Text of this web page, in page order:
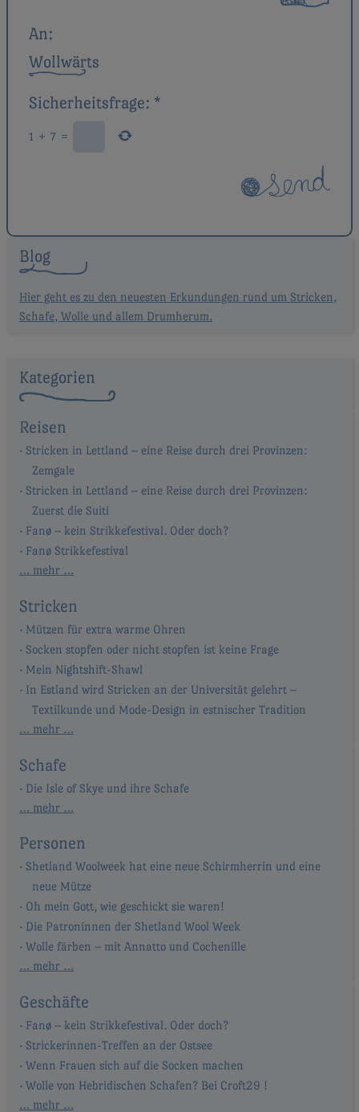
An:
Wollwärts
Sicherheitsfrage: *
1 + 7 =
Blog
Hier geht es zu den neuesten Erkundungen rund um Stricken,
Schafe, Wolle und allem Drumherum.
Kategorien
Reisen
Stricken in Lettland – eine Reise durch drei Provinzen:
Zemgale
Stricken in Lettland – eine Reise durch drei Provinzen:
Zuerst die Suiti
Fanø – kein Strikkefestival. Oder doch?
Fanø Strikkefestival
… mehr …
Stricken
Mützen für extra warme Ohren
Socken stopfen oder nicht stopfen ist keine Frage
Mein Nightshift-Shawl
In Estland wird Stricken an der Universität gelehrt –
Textilkunde und Mode-Design in estnischer Tradition
… mehr …
Schafe
Die Isle of Skye und ihre Schafe
… mehr …
Personen
Shetland Woolweek hat eine neue Schirmherrin und eine
neue Mütze
Oh mein Gott, wie geschickt sie waren!
Die Patroninnen der Shetland Wool Week
Wolle färben – mit Annatto und Cochenille
… mehr …
Geschäfte
Fanø – kein Strikkefestival. Oder doch?
Strickerinnen-Treffen an der Ostsee
Wenn Frauen sich auf die Socken machen
Wolle von Hebridischen Schafen? Bei Croft29 !
… mehr …